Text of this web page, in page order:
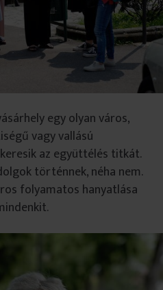
egy olyan város,
vagy vallású
az együttélés titkát.
történnek, néha nem.
folyamatos hanyatlása